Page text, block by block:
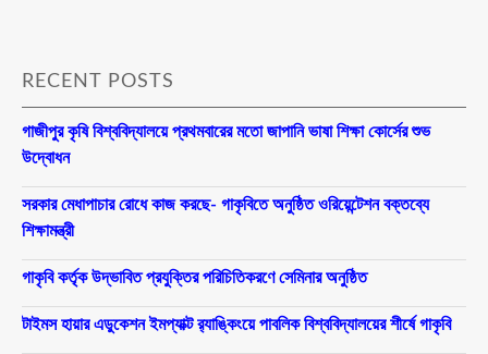
RECENT POSTS
গাজীপুর কৃষি বিশ্ববিদ্যালয়ে প্রথমবারের মতো জাপানি ভাষা শিক্ষা কোর্সের শুভ
উদ্বোধন
সরকার মেধাপাচার রোধে কাজ করছে- গাকৃবিতে অনুষ্ঠিত ওরিয়েন্টেশন বক্তব্যে
শিক্ষামন্ত্রী
গাকৃবি কর্তৃক উদ্ভাবিত প্রযুক্তির পরিচিতিকরণে সেমিনার অনুষ্ঠিত
টাইমস হায়ার এডুকেশন ইমপ্যাক্ট র‍্যাঙ্কিংয়ে পাবলিক বিশ্ববিদ্যালয়ের শীর্ষে গাকৃবি